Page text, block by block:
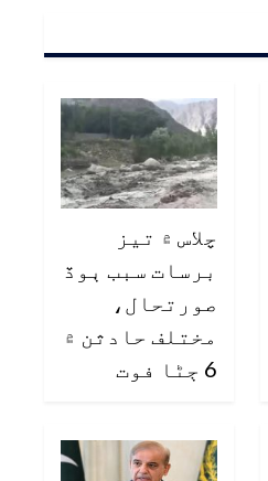
چلاس ۾ تيز
برسات سبب ٻوڏ
صورتحال،
مختلف حادثن ۾
6 ڄڻا فوت